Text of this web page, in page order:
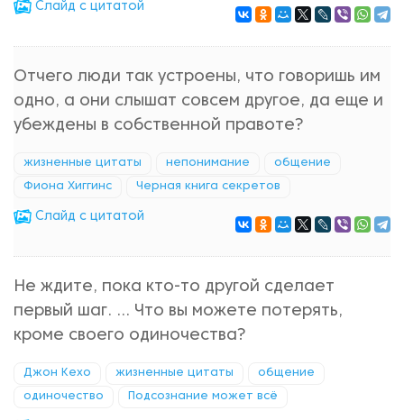
Cлайд с цитатой
Отчего люди так устроены, что говоришь им
одно, а они слышат совсем другое, да еще и
убеждены в собственной правоте?
жизненные цитаты непонимание общение
Фиона Хиггинс Черная книга секретов
Cлайд с цитатой
Не ждите, пока кто-то другой сделает
первый шаг. ... Что вы можете потерять,
кроме своего одиночества?
Джон Кехо жизненные цитаты общение
одиночество Подсознание может всё